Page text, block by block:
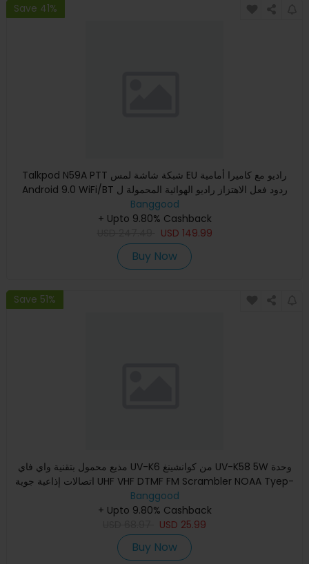
Save 41%
Talkpod N59A PTT شبكة شاشة لمس EU راديو مع كاميرا أمامية
Android 9.0 WiFi/BT ردود فعل الاهتزاز راديو الهوائية المحمولة ل
Banggood
+ Upto 9.80% Cashback
USD 149.99
Buy Now
Save 51%
مذيع محمول بتقنية واي فاي UV-K6 من كوانشينغ UV-K58 5W وحدة
اتصالات إذاعية جوية UHF VHF DTMF FM Scrambler NOAA Tyep-
C Cha
Banggood
+ Upto 9.80% Cashback
USD 25.99
Buy Now